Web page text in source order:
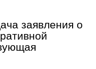
заявления о